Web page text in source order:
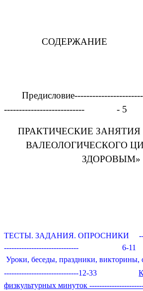
СОДЕРЖАНИЕ
--------------------------- - 5
ПРАКТИЧЕСКИЕ
ВАЛЕОЛОГИЧЕСКОГО
ЗДОРОВЫМ»
ТЕСТЫ. ЗАДАНИЯ. ОПРОСНИКИ
------------------------------ 6-11
Уроки, беседы, праздники, викторины,
------------------------------12-33
физкультурных минуток